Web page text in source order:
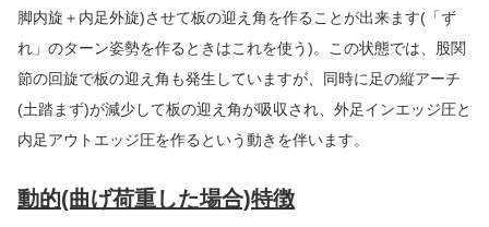
脚内旋＋内足外旋)させて板の迎え角を作ることが出来ます(「ず
れ」のターン姿勢を作るときはこれを使う)。この状態では、股関
節の回旋で板の迎え角も発生していますが、同時に足の縦アーチ
(土踏まず)が減少して板の迎え角が吸収され、外足インエッジ圧と
内足アウトエッジ圧を作るという動きを伴います。
動的(曲げ荷重した場合)特徴